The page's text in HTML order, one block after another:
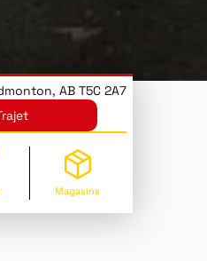
AB T5C 2A7
Magasins